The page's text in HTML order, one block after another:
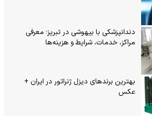
دندانپزشکی با بیهوشی در تبریز؛ معرفی
مراکز، خدمات، شرایط و هزینه‌ها
بهترین برندهای دیزل ژنراتور در ایران +
عکس